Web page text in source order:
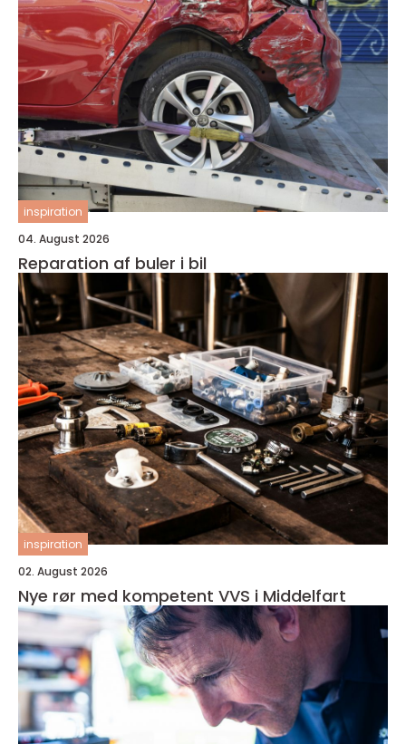
inspiration
04. August 2026
Reparation af buler i bil
inspiration
02. August 2026
Nye rør med kompetent VVS i Middelfart